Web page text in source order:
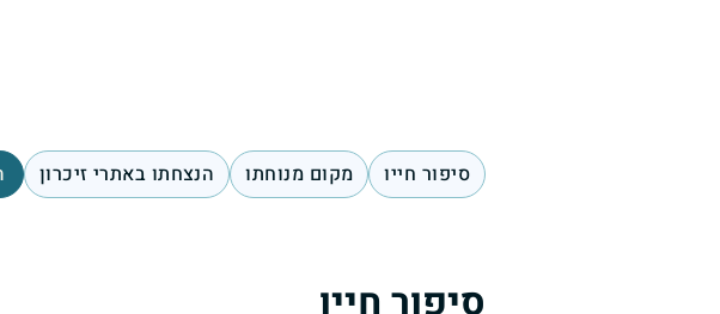
סיפור חייו מקום מנוחתו הנצחתו באתרי זיכרון
סיפור חייו